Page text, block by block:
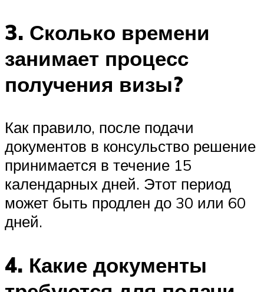
3. Сколько времени
занимает процесс
получения визы?
Как правило, после подачи
документов в консульство решение
принимается в течение 15
календарных дней. Этот период
может быть продлен до 30 или 60
дней.
4. Какие документы